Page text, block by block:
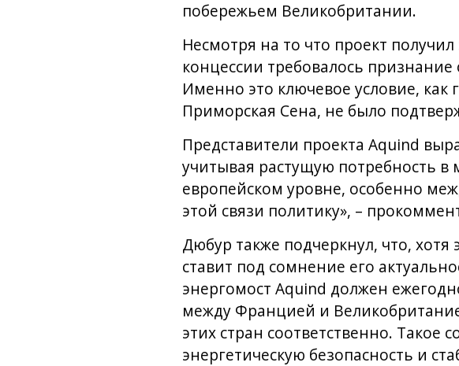
побережьем Великобритании.
Несмотря на то что проект
концессии требовалось
Именно это ключевое условие, как
Приморская Сена, не было
Представители проекта Aquind
учитывая растущую потребность
европейском уровне, особенно
этой связи политику», –
Дюбур также подчеркнул, что,
ставит под сомнение его
энергомост Aquind должен
между Францией и
этих стран соответственно. Такое
энергетическую безопасность и